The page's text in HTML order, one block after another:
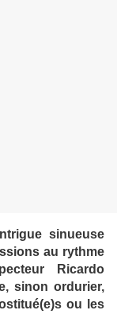
sinueuse
au rythme
Ricardo
sinon ordurier,
ou les